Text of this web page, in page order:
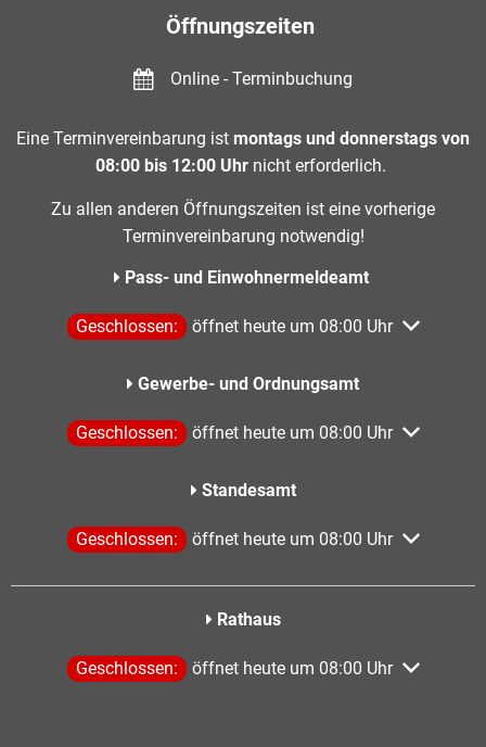
Öffnungszeiten
Online - Terminbuchung
Eine Terminvereinbarung ist montags und donnerstags von
08:00 bis 12:00 Uhr nicht erforderlich.
Zu allen anderen Öffnungszeiten ist eine vorherige
Terminvereinbarung notwendig!
Pass- und Einwohnermeldeamt
Klicken, um weitere Öffnungs- oder Schließzeiten
Geschlossen: öffnet heute um 08:00 Uhr
Gewerbe- und Ordnungsamt
Klicken, um weitere Öffnungs- oder Schließzeiten
Geschlossen: öffnet heute um 08:00 Uhr
Standesamt
Klicken, um weitere Öffnungs- oder Schließzeiten
Geschlossen: öffnet heute um 08:00 Uhr
Rathaus
Klicken, um weitere Öffnungs- oder Schließzeiten
Geschlossen: öffnet heute um 08:00 Uhr